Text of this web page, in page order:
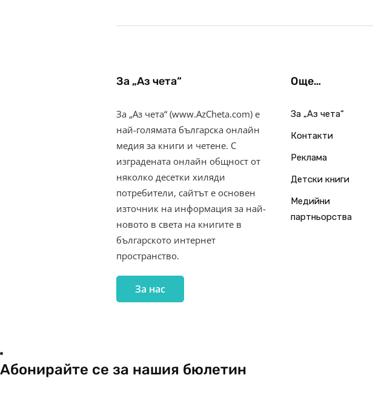
За „Аз чета“
За „Аз чета“ (www.AzCheta.com) е
най-голямата българска онлайн
медия за книги и четене. С
изградената онлайн общност от
няколко десетки хиляди
потребители, сайтът е основен
източник на информация за най-
новото в света на книгите в
българското интернет
пространство.
За нас
Още…
За „Аз чета“
Контакти
Реклама
Детски книги
Медийни
партньорства
Абонирайте се за нашия бюлетин